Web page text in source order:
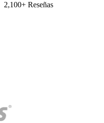
2,100+ Reseñas